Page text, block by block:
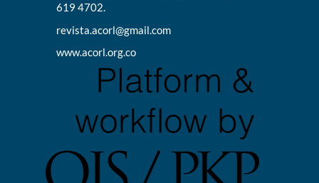
619 4702.
revista.acorl@gmail.com
www.acorl.org.co